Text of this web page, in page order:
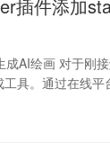
插件添加
AI绘画 对于刚
工具。通过在线